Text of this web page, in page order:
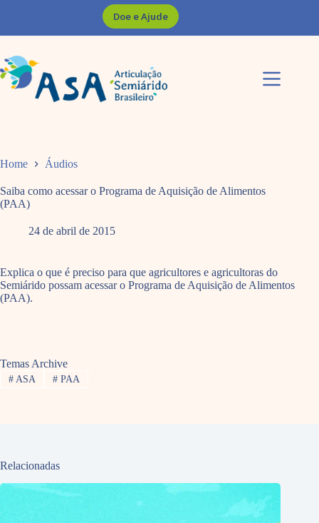
Doe e Ajude
Home Áudios
Saiba como acessar o Programa de Aquisição de Alimentos
(PAA)
24 de abril de 2015
Explica o que é preciso para que agricultores e agricultoras do
Semiárido possam acessar o Programa de Aquisição de Alimentos
(PAA).
Temas Archive
#ASA #PAA
Relacionadas